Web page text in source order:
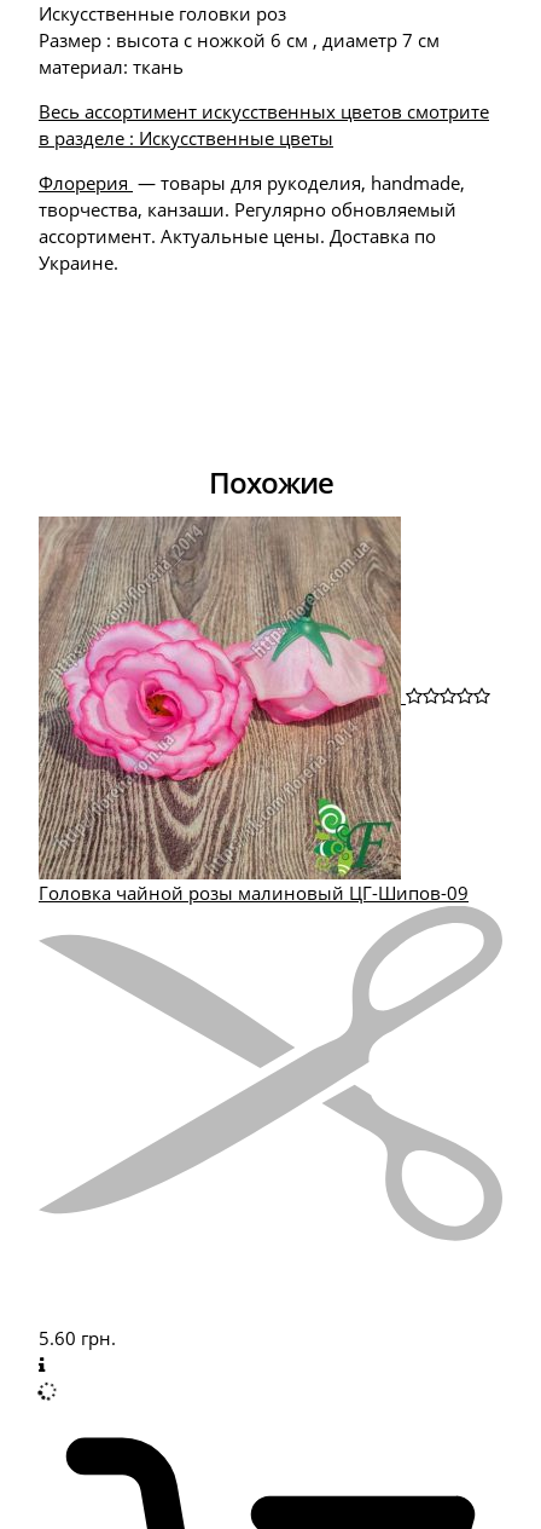
Искусственные головки роз
Размер : высота с ножкой 6 см , диаметр 7 см
материал: ткань
Весь ассортимент искусственных цветов смотрите
в разделе : Искусственные цветы
Флорерия — товары для рукоделия, handmade,
творчества, канзаши. Регулярно обновляемый
ассортимент. Актуальные цены. Доставка по
Украине.
Похожие
Головка чайной розы малиновый ЦГ-Шипов-09
5.60 грн.